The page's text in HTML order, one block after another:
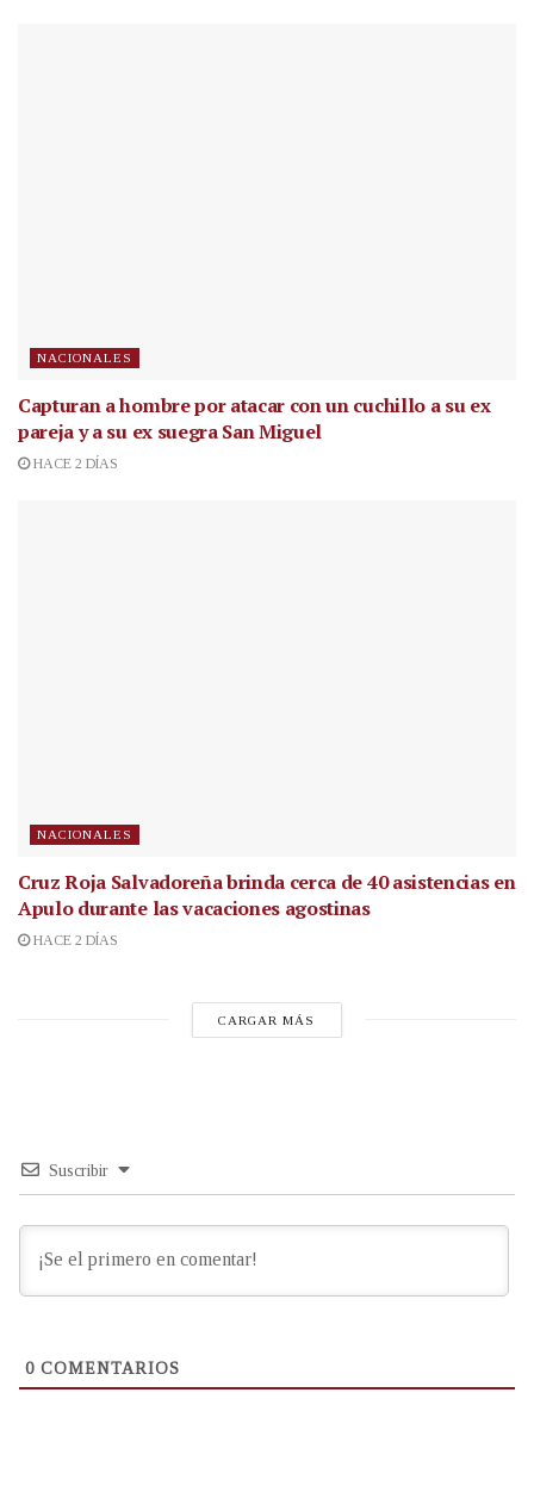
NACIONALES
Capturan a hombre por atacar con un cuchillo a su ex
pareja y a su ex suegra San Miguel
HACE 2 DÍAS
NACIONALES
Cruz Roja Salvadoreña brinda cerca de 40 asistencias en
Apulo durante las vacaciones agostinas
HACE 2 DÍAS
CARGAR MÁS
Suscribir
0 COMENTARIOS